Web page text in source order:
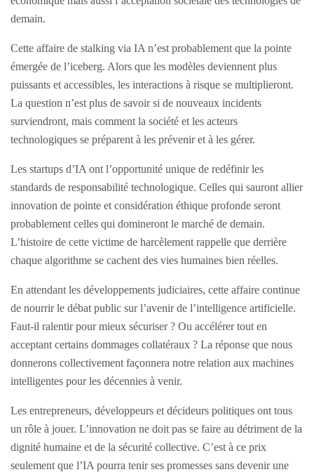
demain.
Cette affaire de stalking via IA n’est probablement que la pointe
émergée de l’iceberg. Alors que les modèles deviennent plus
puissants et accessibles, les interactions à risque se multiplieront.
La question n’est plus de savoir si de nouveaux incidents
surviendront, mais comment la société et les acteurs
technologiques se préparent à les prévenir et à les gérer.
Les startups d’IA ont l’opportunité unique de redéfinir les
standards de responsabilité technologique. Celles qui sauront allier
innovation de pointe et considération éthique profonde seront
probablement celles qui domineront le marché de demain.
L’histoire de cette victime de harcèlement rappelle que derrière
chaque algorithme se cachent des vies humaines bien réelles.
En attendant les développements judiciaires, cette affaire continue
de nourrir le débat public sur l’avenir de l’intelligence artificielle.
Faut-il ralentir pour mieux sécuriser ? Ou accélérer tout en
acceptant certains dommages collatéraux ? La réponse que nous
donnerons collectivement façonnera notre relation aux machines
intelligentes pour les décennies à venir.
Les entrepreneurs, développeurs et décideurs politiques ont tous
un rôle à jouer. L’innovation ne doit pas se faire au détriment de la
dignité humaine et de la sécurité collective. C’est à ce prix
seulement que l’IA pourra tenir ses promesses sans devenir une